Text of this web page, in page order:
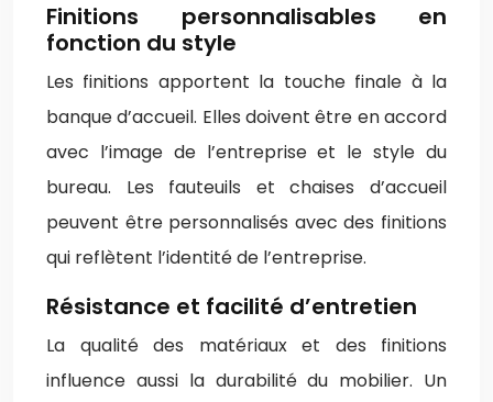
Finitions personnalisables en
fonction du style
Les finitions apportent la touche finale à la
banque d’accueil. Elles doivent être en accord
avec l’image de l’entreprise et le style du
bureau. Les fauteuils et chaises d’accueil
peuvent être personnalisés avec des finitions
qui reflètent l’identité de l’entreprise.
Résistance et facilité d’entretien
La qualité des matériaux et des finitions
influence aussi la durabilité du mobilier. Un